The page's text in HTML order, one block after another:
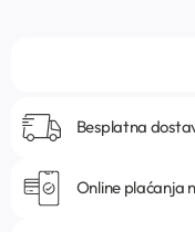
Besplatna
Online plaćanja